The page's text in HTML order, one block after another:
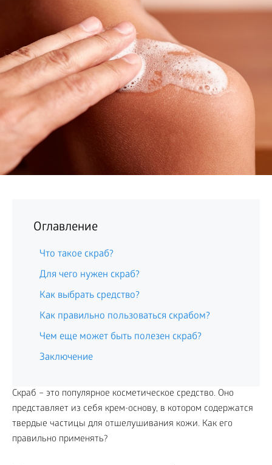
Оглавление
Что такое скраб?
Для чего нужен скраб?
Как выбрать средство?
Как правильно пользоваться скрабом?
Чем еще может быть полезен скраб?
Заключение
Скраб – это популярное косметическое средство. Оно
представляет из себя крем-основу, в котором содержатся
твердые частицы для отшелушивания кожи. Как его
правильно применять?
БИЗНЕС